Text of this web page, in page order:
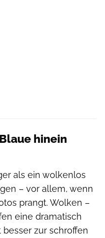
hinein
als ein wolkenlos
– vor allem, wenn
prangt. Wolken –
eine dramatisch
zur schroffen